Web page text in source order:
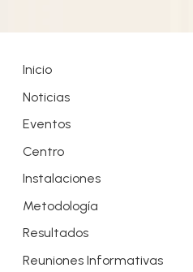
Inicio
Noticias
Eventos
Centro
Instalaciones
Metodología
Resultados
Reuniones Informativas